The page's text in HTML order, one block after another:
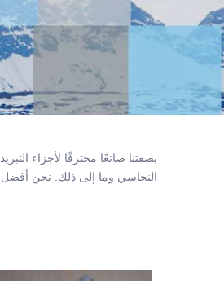
بصفتنا صانعًا محترفًا لأجزاء
النحاسي وما إلى ذلك. نحن